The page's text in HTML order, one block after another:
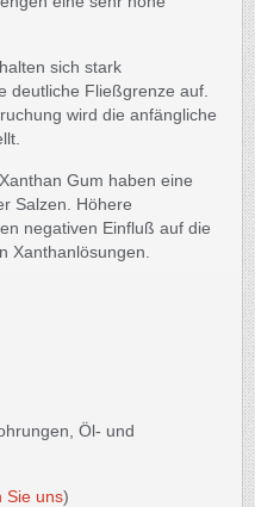
sich stark
deutliche Fließgrenze auf.
wird die anfängliche
Gum haben eine
Salzen. Höhere
negativen Einfluß auf die
Xanthanlösungen.
Öl- und
Sie uns)